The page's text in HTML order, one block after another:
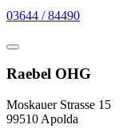
03644 / 84490
Raebel OHG
Moskauer Strasse 15
99510 Apolda